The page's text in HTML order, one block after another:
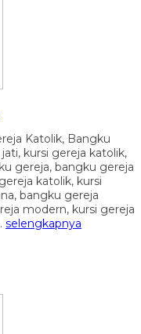
Katolik, Bangku
kursi gereja katolik,
gereja, bangku gereja
katolik, kursi
bangku gereja
modern, kursi gereja
selengkapnya